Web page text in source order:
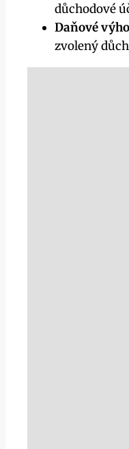
důchodové
Daňové
zvolený